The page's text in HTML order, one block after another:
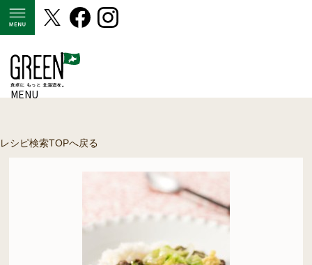
MENU
レシピ検索TOPへ戻る